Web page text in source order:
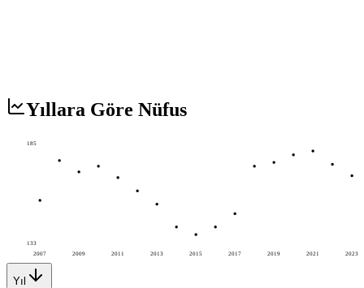
Yıllara Göre Nüfus
2007 2009 2011 2013 2015 2017 2019 2021 2023
185
133
Yıl